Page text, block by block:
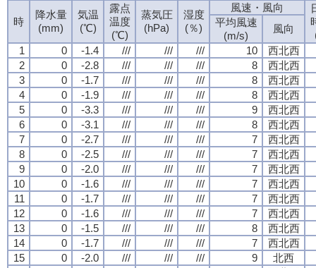
時
降水量
(mm)
気温
(℃)
露点
温度
(℃)
蒸気圧
(hPa)
湿度
(％)
風速・風向
平均風速
(m/s)
風向
1
0 -1.4 /// /// /// 10
西北西
2
0 -2.8 /// /// /// 8
西北西
3
0 -1.7 /// /// /// 8
西北西
4
0 -1.9 /// /// /// 8
西北西
5
0 -3.3 /// /// /// 9
西北西
6
0 -3.1 /// /// /// 8
西北西
7
0 -2.7 /// /// /// 7
西北西
8
0 -2.5 /// /// /// 7
西北西
9
0 -2.0 /// /// /// 7
西北西
10
0 -1.6 /// /// /// 7
西北西
11
0 -1.7 /// /// /// 7
西北西
12
0 -1.6 /// /// /// 7
西北西
13
0 -1.5 /// /// /// 8
西北西
14
0 -1.7 /// /// /// 7
西北西
15
0 -2.0 /// /// /// 9
北西
時
降水量
(mm)
気温
(℃)
露点
温度
(℃)
蒸気圧
(hPa)
湿度
(％)
風速・風向
平均風速
(m/s)
風向
1
0 -1.4 /// /// /// 10
西北西
2
0 -2.8 /// /// /// 8
西北西
3
0 -1.7 /// /// /// 8
西北西
4
0 -1.9 /// /// /// 8
西北西
5
0 -3.3 /// /// /// 9
西北西
6
0 -3.1 /// /// /// 8
西北西
7
0 -2.7 /// /// /// 7
西北西
8
0 -2.5 /// /// /// 7
西北西
9
0 -2.0 /// /// /// 7
西北西
10
0 -1.6 /// /// /// 7
西北西
11
0 -1.7 /// /// /// 7
西北西
12
0 -1.6 /// /// /// 7
西北西
13
0 -1.5 /// /// /// 8
西北西
14
0 -1.7 /// /// /// 7
西北西
15
0 -2.0 /// /// /// 9
北西
時
降水量
(mm)
気温
(℃)
露点
温度
(℃)
蒸気圧
(hPa)
湿度
(％)
風速・風向
平均風速
(m/s)
風向
1
0 -1.4 /// /// /// 10
西北西
2
0 -2.8 /// /// /// 8
西北西
3
0 -1.7 /// /// /// 8
西北西
4
0 -1.9 /// /// /// 8
西北西
5
0 -3.3 /// /// /// 9
西北西
6
0 -3.1 /// /// /// 8
西北西
7
0 -2.7 /// /// /// 7
西北西
8
0 -2.5 /// /// /// 7
西北西
9
0 -2.0 /// /// /// 7
西北西
10
0 -1.6 /// /// /// 7
西北西
11
0 -1.7 /// /// /// 7
西北西
12
0 -1.6 /// /// /// 7
西北西
13
0 -1.5 /// /// /// 8
西北西
14
0 -1.7 /// /// /// 7
西北西
15
0 -2.0 /// /// /// 9
北西
時
降水量
(mm)
気温
(℃)
露点
温度
(℃)
蒸気圧
(hPa)
湿度
(％)
風速・風向
平均風速
(m/s)
風向
1
0 -1.4 /// /// /// 10
西北西
2
0 -2.8 /// /// /// 8
西北西
3
0 -1.7 /// /// /// 8
西北西
4
0 -1.9 /// /// /// 8
西北西
5
0 -3.3 /// /// /// 9
西北西
6
0 -3.1 /// /// /// 8
西北西
7
0 -2.7 /// /// /// 7
西北西
8
0 -2.5 /// /// /// 7
西北西
9
0 -2.0 /// /// /// 7
西北西
10
0 -1.6 /// /// /// 7
西北西
11
0 -1.7 /// /// /// 7
西北西
12
0 -1.6 /// /// /// 7
西北西
13
0 -1.5 /// /// /// 8
西北西
14
0 -1.7 /// /// /// 7
西北西
15
0 -2.0 /// /// /// 9
北西